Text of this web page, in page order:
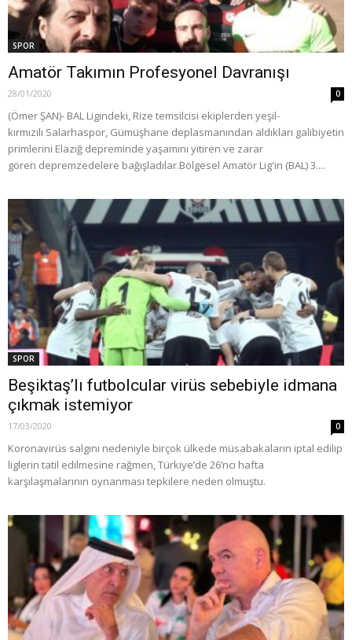
SPOR
Amatör Takımın Profesyonel Davranışı
28/01/2020 0
(Ömer ŞAN)- BAL Ligindeki, Rize temsilcisi ekiplerden yeşil-
kırmızılı Salarhaspor, Gümüşhane deplasmanından aldıkları galibiyetin
primlerini Elazığ depreminde yaşamını yitiren ve zarar
gören depremzedelere bağışladılar. ​Bölgesel Amatör Lig'in (BAL) 3....
SPOR
Beşiktaş’lı futbolcular virüs sebebiyle idmana
çıkmak istemiyor
17/03/2020 0
Koronavirüs salgını nedeniyle birçok ülkede müsabakaların iptal edilip
liglerin tatil edilmesine rağmen, Türkiye’de 26’ncı hafta
karşılaşmalarının oynanması tepkilere neden olmuştu.